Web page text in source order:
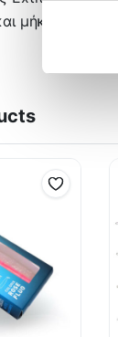
μήκος 7cm